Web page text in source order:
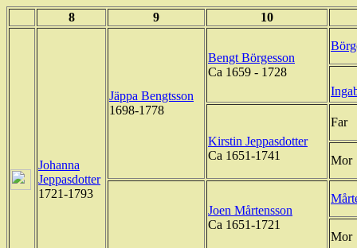
8 9 10
Johanna
Jeppasdotter
1721-1793
Jäppa Bengtsson
1698-1778
Bengt Börgesson
Ca 1659 - 1728
Kirstin Jeppasdotter
Ca 1651-1741
Far
Mor
Joen Mårtensson
Ca 1651-1721
Mor